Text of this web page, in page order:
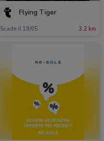
Flying Tiger
Scade il 19/05 3.2 km